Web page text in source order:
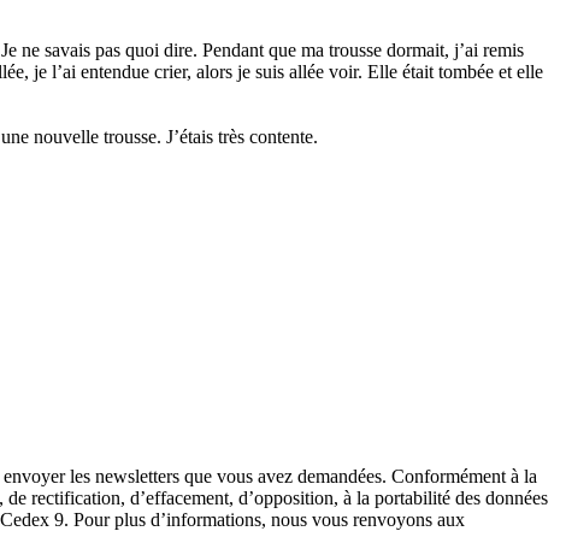
ne savais pas quoi dire. Pendant que ma trousse dormait, j’ai remis
je l’ai entendue crier, alors je suis allée voir. Elle était tombée et elle
nouvelle trousse. J’étais très contente.
les newsletters que vous avez demandées. Conformément à la
rectification, d’effacement, d’opposition, à la portabilité des données
9. Pour plus d’informations, nous vous renvoyons aux